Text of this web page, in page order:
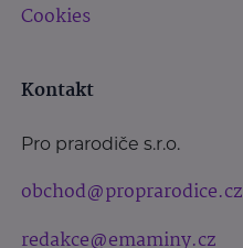
Cookies
Kontakt
Pro prarodiče s.r.o.
obchod@proprarodice.cz
redakce@emaminy.cz